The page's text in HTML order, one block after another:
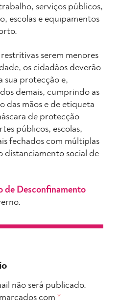
serviços públicos,
escolas e equipamentos
serem menores
os cidadãos deverão
sua protecção e,
demais, cumprindo as
das mãos e de etiqueta
de protecção
públicos, escolas,
fechados com múltiplas
distanciamento social de
de Desconfinamento
não será publicado.
com *